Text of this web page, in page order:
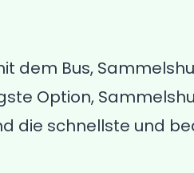
dem Bus,
Option,
die schnellste und